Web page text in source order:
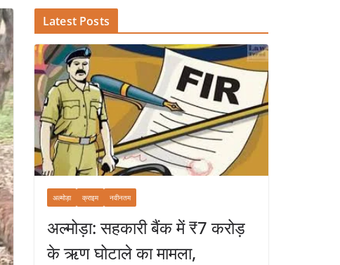
Latest Posts
अल्मोड़ा क्राइम नवीनतम
अल्मोड़ा: सहकारी बैंक में ₹7 करोड़
के ऋण घोटाले का मामला,